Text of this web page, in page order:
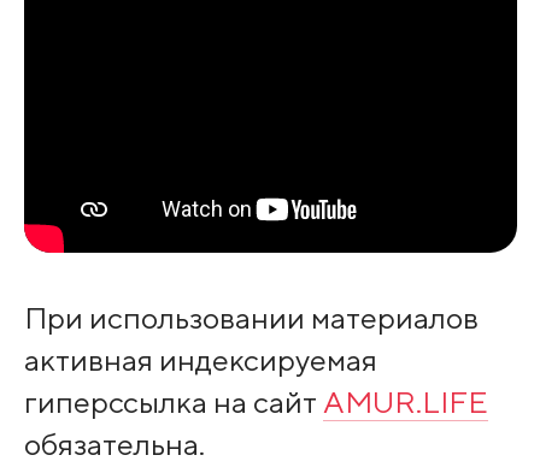
При использовании материалов
активная индексируемая
гиперссылка на сайт AMUR.LIFE
обязательна.